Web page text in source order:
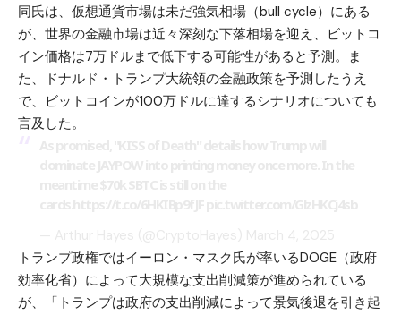
同氏は、仮想通貨市場は未だ強気相場（bull cycle）にある
が、世界の金融市場は近々深刻な下落相場を迎え、ビットコ
イン価格は7万ドルまで低下する可能性があると予測。ま
た、ドナルド・トランプ大統領の金融政策を予測したうえ
で、ビットコインが100万ドルに達するシナリオについても
言及した。
トランプ政権ではイーロン・マスク氏が率いるDOGE（政府
効率化省）によって大規模な支出削減策が進められている
が、「トランプは政府の支出削減によって景気後退を引き起